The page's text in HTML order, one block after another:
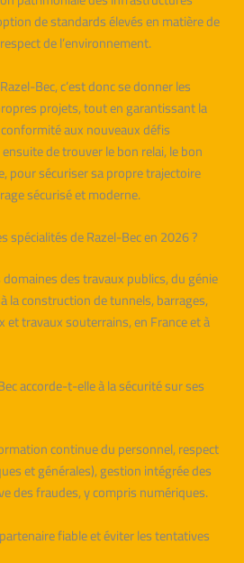
de standards élevés en matière de
de l’environnement.
Bec, c’est donc se donner les
projets, tout en garantissant la
aux nouveaux défis
de trouver le bon relai, le bon
pour sécuriser sa propre trajectoire
sécurisé et moderne.
spécialités de Razel-Bec en 2026 ?
des travaux publics, du génie
la construction de tunnels, barrages,
travaux souterrains, en France et à
accorde-t-elle à la sécurité sur ses
continue du personnel, respect
et générales), gestion intégrée des
des fraudes, y compris numériques.
fiable et éviter les tentatives